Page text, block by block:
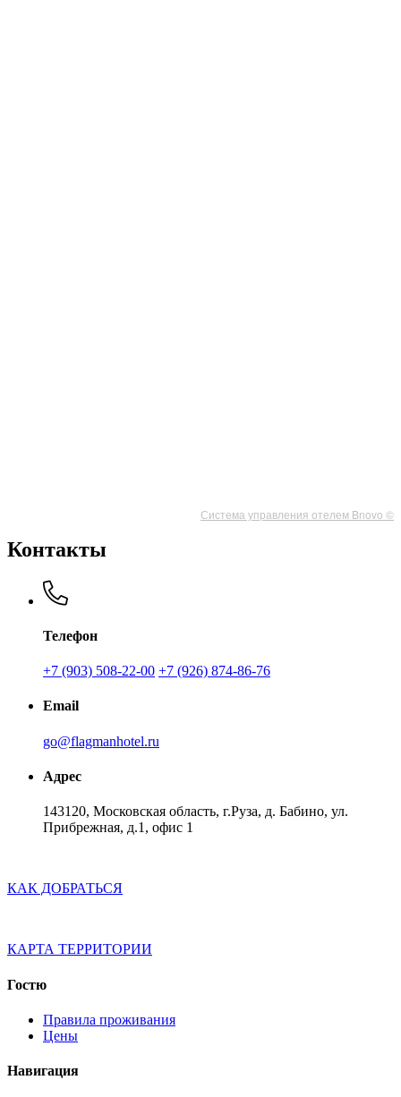
Система управления отелем Bnovo ©
Контакты
Телефон
+7 (903) 508-22-00 +7 (926) 874-86-76
Email
go@flagmanhotel.ru
Адрес
143120, Московская область, г.Руза, д. Бабино, ул.
Прибрежная, д.1, офис 1
КАК ДОБРАТЬСЯ
КАРТА ТЕРРИТОРИИ
Гостю
Правила проживания
Цены
Навигация